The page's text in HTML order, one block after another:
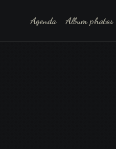
Agenda Album photos